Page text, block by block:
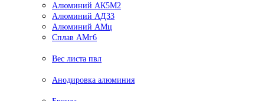
Алюминий АК5М2
Алюминий АД33
Алюминий АМц
Сплав АМг6
Вес листа пвл
Анодировка алюминия